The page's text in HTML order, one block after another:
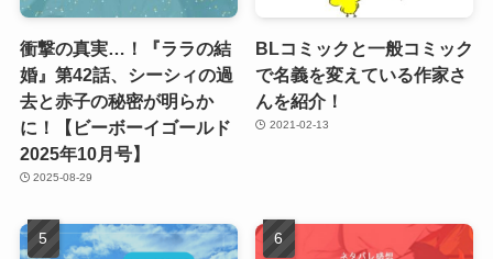
衝撃の真実…！『ララの結
婚』第42話、シーシィの過
去と赤子の秘密が明らか
に！【ビーボーイゴールド
2025年10月号】
2025-08-29
BLコミックと一般コミック
で名義を変えている作家さ
んを紹介！
2021-02-13